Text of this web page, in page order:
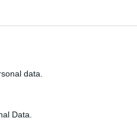
data.
Data.
Mit, ha
a rivedere
e
Velocità-AV,
tutto su un
altri paesi
passa anche